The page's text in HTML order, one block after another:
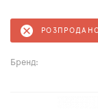
Бренд: